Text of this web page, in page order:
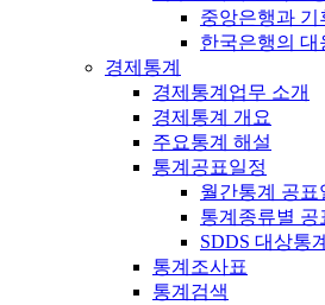
중앙은행과 기
한국은행의 대
경제통계
경제통계업무 소개
경제통계 개요
주요통계 해설
통계공표일정
월간통계 공표
통계종류별 공
SDDS 대상통
통계조사표
통계검색